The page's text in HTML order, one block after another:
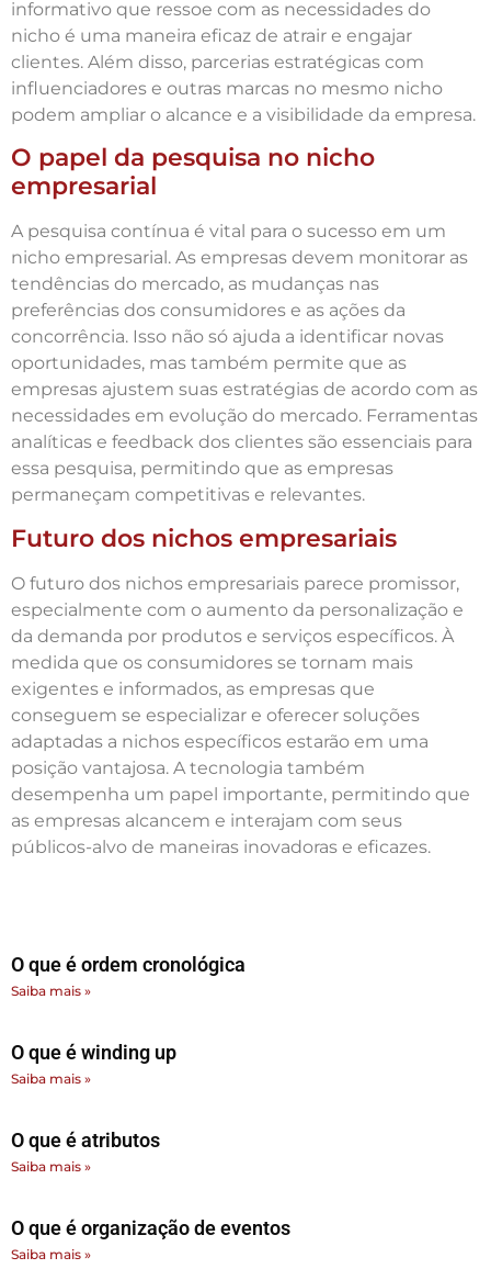
informativo que ressoe com as necessidades do
nicho é uma maneira eficaz de atrair e engajar
clientes. Além disso, parcerias estratégicas com
influenciadores e outras marcas no mesmo nicho
podem ampliar o alcance e a visibilidade da empresa.
O papel da pesquisa no nicho
empresarial
A pesquisa contínua é vital para o sucesso em um
nicho empresarial. As empresas devem monitorar as
tendências do mercado, as mudanças nas
preferências dos consumidores e as ações da
concorrência. Isso não só ajuda a identificar novas
oportunidades, mas também permite que as
empresas ajustem suas estratégias de acordo com as
necessidades em evolução do mercado. Ferramentas
analíticas e feedback dos clientes são essenciais para
essa pesquisa, permitindo que as empresas
permaneçam competitivas e relevantes.
Futuro dos nichos empresariais
O futuro dos nichos empresariais parece promissor,
especialmente com o aumento da personalização e
da demanda por produtos e serviços específicos. À
medida que os consumidores se tornam mais
exigentes e informados, as empresas que
conseguem se especializar e oferecer soluções
adaptadas a nichos específicos estarão em uma
posição vantajosa. A tecnologia também
desempenha um papel importante, permitindo que
as empresas alcancem e interajam com seus
públicos-alvo de maneiras inovadoras e eficazes.
O que é ordem cronológica
Saiba mais »
O que é winding up
Saiba mais »
O que é atributos
Saiba mais »
O que é organização de eventos
Saiba mais »